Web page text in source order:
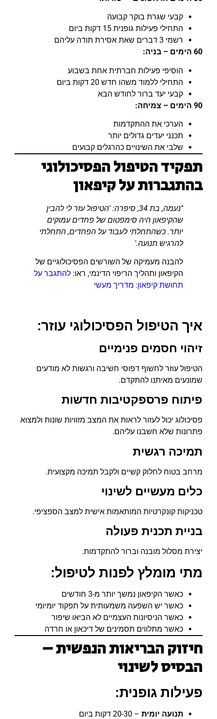
קבעי שגרת בוקר קבועה
התחילי פעילות גופנית 15 דקות ביום
רשמי 3 דברים שאת אסירת תודה עליהם
60 הימים – בניה:
הוסיפי פעילות חברתית אחת בשבוע
התחילי ללמוד משהו חדש 20 דקות ביום
קבעי יעד ברור לחודש הבא
90 הימים – צמיחה:
הערכי את ההתקדמות
תכנני יעדים גדולים יותר
שלבי את השינויים כהרגלים קבועים
תפקיד הטיפול הפסיכולוגי
בהתגברות על קיפאון
"נעמה, בת 34, סיפרה: 'הטיפול עזר לי להבין
שהקיפאון היה סימפטום של פחדים עמוקים
יותר. כשהתחלתי לעבוד על הפחדים, התחלתי
להרגיש תנועה.'
להבנה מעמיקה של השורשים הפסיכולוגיים של
הקיפאון ותהליך הריפוי הדינמי, ראו: להתגבר על
תחושת קיפאון: מדריך מעשי
איך הטיפול הפסיכולוגי עוזר:
זיהוי חסמים פנימיים
הטיפול עוזר לחשוף דפוסי חשיבה ורגשות לא מודעים
שמונעים מאיתנו להתקדם.
פיתוח פרספקטיבות חדשות
פסיכולוג יכול לעזור לראות את המצב מזוויות שונות ולמצוא
פתרונות שלא חשבנו עליהם.
תמיכה רגשית
מרחב בטוח לחלוק קשיים ולקבל תמיכה מקצועית.
כלים מעשיים לשינוי
טכניקות קונקרטיות המותאמות אישית למצב הספציפי.
בניית תכנית פעולה
יצירת מסלול מובנה וברור להתקדמות.
מתי מומלץ לפנות לטיפול:
כאשר הקיפאון נמשך יותר מ-3 חודשים
כאשר יש השפעה משמעותית על תפקוד יומיומי
כאשר הניסיונות העצמיים לא הביאו שיפור
כאשר מתלווים תסמינים של דיכאון או חרדה
חיזוק הבריאות הנפשית –
הבסיס לשינוי
פעילות גופנית:
תנועה יומית – 20-30 דקות ביום